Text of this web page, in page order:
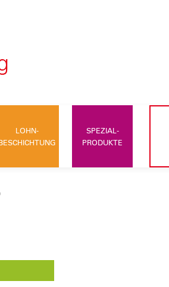
LOHN-
SPEZIAL-
PRODUKTE